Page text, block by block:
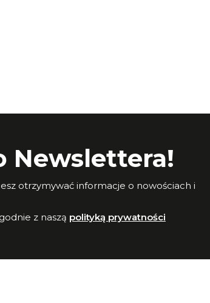
Newslettera!
otrzymywać informacje o nowościach i
z naszą polityką prywatności